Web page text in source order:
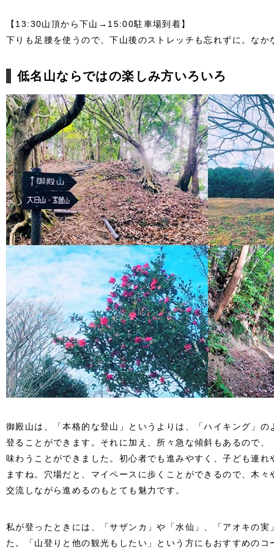
【13:30山頂から下山→15:00駐車場到着】
下りも足腰を使うので、下山後のストレッチも忘れずに。な
低名山ならではの楽しみ方いろいろ
御殿山は、「本格的な登山」というよりは、「ハイキング」
登ることができます。それに加え、所々急な傾斜もあるので
味わうことができました。初心者でも進みやすく、子ども連
ますね。穴場だと、マイペースに歩くことができるので、木
交流しながら進めるのもとても魅力です。
私が登ったときには、「サザンカ」や「水仙」、「アオキの
た。「山登りと他の観光もしたい」という方にもおすすめのコ